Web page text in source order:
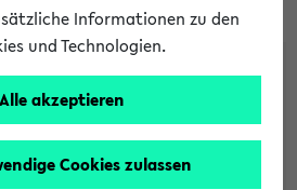
Eigenschaften:Informationen zu den
und Technologien.
Alle akzeptieren
Cookies zulassen